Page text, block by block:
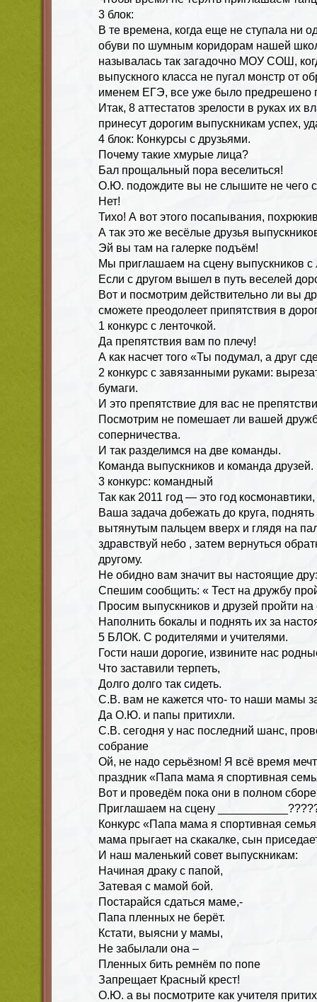
3 блок:
В те времена, когда еще не ступала ни
обуви по шумным коридорам нашей
называлась так загадочно МОУ СОШ,
выпускного класса не пугал монстр от
именем ЕГЭ, все уже было предрешено
Итак, 8 аттестатов зрелости в руках их
принесут дорогим выпускникам успех,
4 блок: Конкурсы с друзьями.
Почему такие хмурые лица?
Бал прощальный пора веселиться!
О.Ю. подождите вы не слышите не чего
Нет!
Тихо! А вот этого посапывания,
А так это же весёлые друзья
Эй вы там на галерке подъём!
Мы приглашаем на сцену выпускников
Если с другом вышел в путь веселей
Вот и посмотрим действительно ли вы
сможете преодолеет припятствия в
1 конкурс с ленточкой.
Да препятствия вам по плечу!
А как насчет того «Ты подумал, а друг
2 конкурс с завязанными руками:
бумаги.
И это препятствие для вас не
Посмотрим не помешает ли вашей
соперничества.
И так разделимся на две команды.
Команда выпускников и команда друзей.
3 конкурс: командный
Так как 2011 год — это год
Ваша задача добежать до круга,
вытянутым пальцем вверх и глядя на
здравствуй небо , затем вернуться
другому.
Не обидно вам значит вы настоящие
Спешим сообщить: « Тест на дружбу
Просим выпускников и друзей пройти на
Наполнить бокалы и поднять их за
5 БЛОК. С родителями и учителями.
Гости наши дорогие, извините нас
Что заставили терпеть,
Долго долго так сидеть.
С.В. вам не кажется что- то наши мамы
Да О.Ю. и папы притихли.
С.В. сегодня у нас последний шанс,
собрание
Ой, не надо серьёзном! Я всё время
праздник «Папа мама я спортивная
Вот и проведём пока они в полном
Приглашаем на сцену
Конкурс «Папа мама я спортивная
мама прыгает на скакалке, сын
И наш маленький совет выпускникам:
Начиная драку с папой,
Затевая с мамой бой.
Постарайся сдаться маме,-
Папа пленных не берёт.
Кстати, выясни у мамы,
Не забылали она –
Пленных бить ремнём по попе
Запрещает Красный крест!
О.Ю. а вы посмотрите как учителя